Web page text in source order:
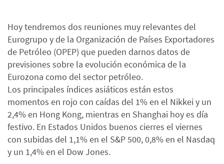
Hoy tendremos dos reuniones muy relevantes del
Eurogrupo y de la Organización de Países Exportadores
de Petróleo (OPEP) que pueden darnos datos de
previsiones sobre la evolución económica de la
Eurozona como del sector petróleo.
Los principales índices asiáticos están estos
momentos en rojo con caídas del 1% en el Nikkei y un
2,4% en Hong Kong, mientras en Shanghai hoy es día
festivo. En Estados Unidos buenos cierres el viernes
con subidas del 1,1% en el S&P 500, 0,8% en el Nasdaq
y un 1,4% en el Dow Jones.